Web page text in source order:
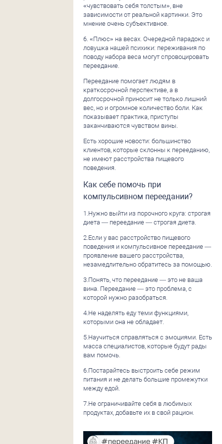
«чувствовать себя толстым», вне
зависимости от реальной картинки. Это
мнение очень субъективное.
6. «Плюс» на весах. Очередной парадокс и
ловушка нашей психики: переживания по
поводу набора веса могут спровоцировать
переедание.
Переедание помогает людям в
краткосрочной перспективе, а в
долгосрочной приносит не только лишний
вес, но и огромное количество боли. Как
показывает практика, приступы
заканчиваются чувством вины.
Есть хорошие новости: большинство
клиентов, которые склонны к перееданию,
не имеют расстройства пищевого
поведения.
Как себе помочь при
компульсивном переедании?
1.Нужно выйти из порочного круга: строгая
диета — переедание — строгая диета.
2.Если у вас расстройство пищевого
поведения и компульсивное переедание —
проявление вашего расстройства,
незамедлительно обратитесь за помощью.
3.Понять, что переедание — это не ваша
вина. Переедание — это проблема, с
которой нужно разобраться.
4.Не наделять еду теми функциями,
которыми она не обладает.
5.Научиться справляться с эмоциями. Есть
масса специалистов, которые будут рады
вам помочь.
6.Постарайтесь выстроить себе режим
питания и не делать большие промежутки
между едой.
7.Не ограничивайте себя в любимых
продуктах, добавьте их в свой рацион.